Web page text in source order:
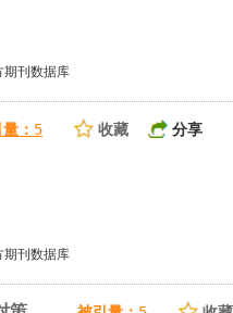
期刊数据库
： 5 收藏
分享
期刊数据库